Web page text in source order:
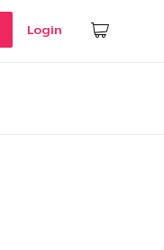
Login